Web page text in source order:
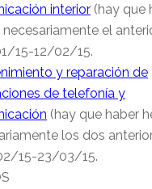
interior(hay que
el
15-12/02/15.
y reparación de
de telefonía y
(hay que haber
los dos
15-23/03/15.